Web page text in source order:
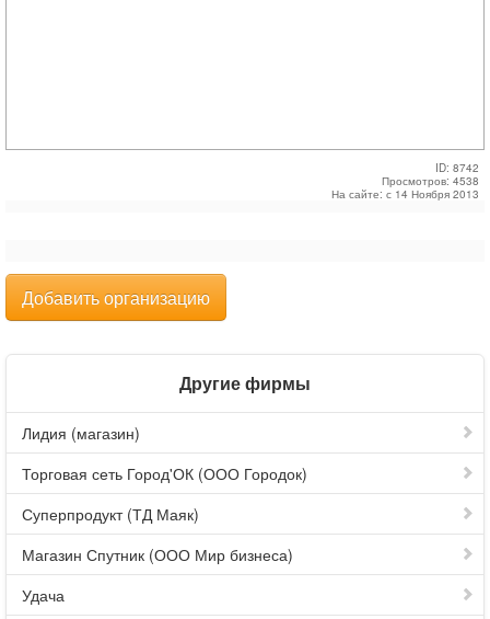
ID: 8742
Просмотров: 4538
На сайте: с 14 Ноября 2013
Добавить организацию
Другие фирмы
Лидия (магазин)
Торговая сеть Город'ОК (ООО Городок)
Суперпродукт (ТД Маяк)
Магазин Спутник (ООО Мир бизнеса)
Удача